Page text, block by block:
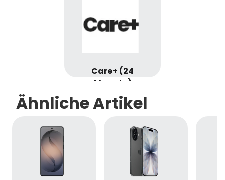
Care+ (24
Monate)
Ähnliche Artikel